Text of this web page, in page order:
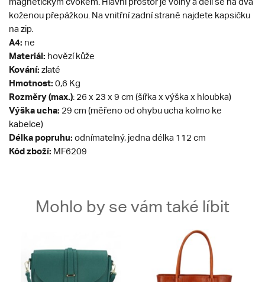
koženou přepážkou. Na vnitřní zadní straně najdete kapsičku
na zip.
A4: ne
Materiál: hovězí kůže
Kování: zlaté
Hmotnost: 0,6 Kg
Rozměry (max.): 26 x 23 x 9 cm (šířka x výška x hloubka)
Výška ucha: 29 cm (měřeno od ohybu ucha kolmo ke
kabelce)
Délka popruhu: odnímatelný, jedna délka 112 cm
Kód zboží: MF6209
Mohlo by se vám také líbit